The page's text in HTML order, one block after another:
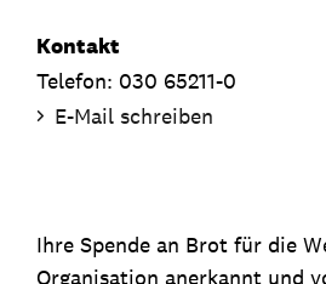
Kontakt
Telefon: 030 65211-0
E-Mail schreiben
Ihre Spende an Brot für die
Organisation anerkannt und